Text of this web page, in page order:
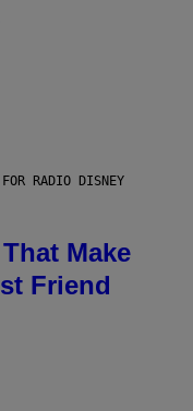
RADIO DISNEY
Make
Friend